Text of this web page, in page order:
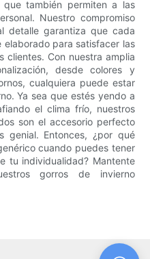
también permiten a las
Nuestro compromiso
detalle garantiza que cada
para satisfacer las
clientes. Con nuestra amplia
desde colores y
cualquiera puede estar
Ya sea que estés yendo a
el clima frío, nuestros
son el accesorio perfecto
Entonces, ¿por qué
cuando puedes tener
tu individualidad? Mantente
gorros de invierno